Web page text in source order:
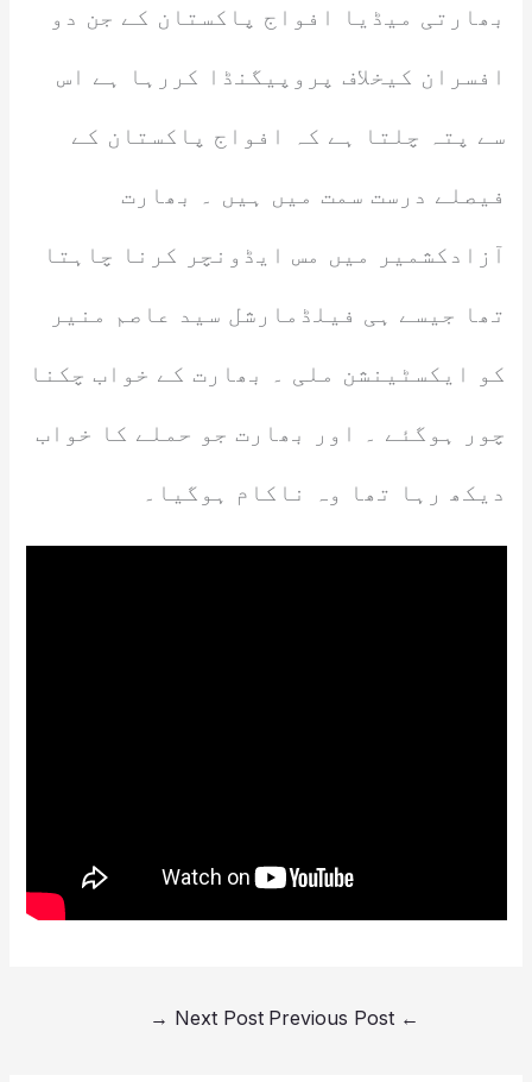
بھارتی میڈیا افواج پاکستان کے جن دو
افسران کیخلاف پروپیگنڈا کررہا ہے اس
سے پتہ چلتا ہے کہ افواج پاکستان کے
فیصلے درست سمت میں ہیں ۔ بھارت
آزادکشمیر میں مس ایڈونچر کرنا چاہتا
تھا جیسے ہی فیلڈمارشل سید عاصم منیر
کو ایکسٹینشن ملی ۔ بھارت کے خواب چکنا
چور ہوگئے ۔ اور بھارت جو حملے کا خواب
دیکھ رہا تھا وہ ناکام ہوگیا۔
←
Next Post
→